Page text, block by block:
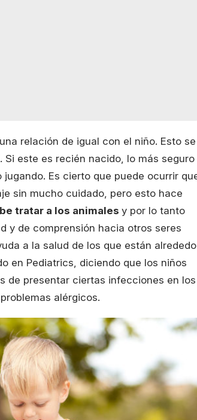
relación de igual con el niño. Esto se
este es recién nacido, lo más seguro
Es cierto que puede ocurrir
sin mucho cuidado, pero esto hace
tratar a los animales y por lo tanto
y de comprensión hacia otros seres
a la salud de los que están
en Pediatrics, diciendo que los niños
de presentar ciertas infecciones en los
alérgicos.